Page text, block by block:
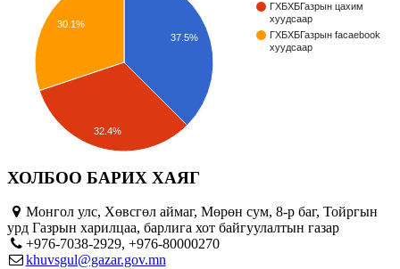
ГХБХБГазрын цахим
хуудсаар
ГХБХБГазрын facaebook
хуудсаар
37.5%
30.1%
32.4%
ХОЛБОО БАРИХ ХАЯГ
Монгол улс, Хөвсгөл аймаг, Мөрөн сум, 8-р баг, Тойргын
урд Газрын харилцаа, барлига хот байгуулалтын газар
+976-7038-2929, +976-80000270
khuvsgul@gazar.gov.mn